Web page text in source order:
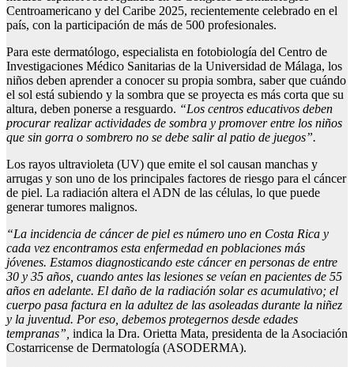
Centroamericano y del Caribe 2025, recientemente celebrado en el
país, con la participación de más de 500 profesionales.
Para este dermatólogo, especialista en fotobiología del Centro de
Investigaciones Médico Sanitarias de la Universidad de Málaga, los
niños deben aprender a conocer su propia sombra, saber que cuándo
el sol está subiendo y la sombra que se proyecta es más corta que su
altura, deben ponerse a resguardo. “Los centros educativos deben
procurar realizar actividades de sombra y promover entre los niños
que sin gorra o sombrero no se debe salir al patio de juegos”.
Los rayos ultravioleta (UV) que emite el sol causan manchas y
arrugas y son uno de los principales factores de riesgo para el cáncer
de piel. La radiación altera el ADN de las células, lo que puede
generar tumores malignos.
“La incidencia de cáncer de piel es número uno en Costa Rica y
cada vez encontramos esta enfermedad en poblaciones más
jóvenes. Estamos diagnosticando este cáncer en personas de entre
30 y 35 años, cuando antes las lesiones se veían en pacientes de 55
años en adelante. El daño de la radiación solar es acumulativo; el
cuerpo pasa factura en la adultez de las asoleadas durante la niñez
y la juventud. Por eso, debemos protegernos desde edades
tempranas”, indica la Dra. Orietta Mata, presidenta de la Asociación
Costarricense de Dermatología (ASODERMA).